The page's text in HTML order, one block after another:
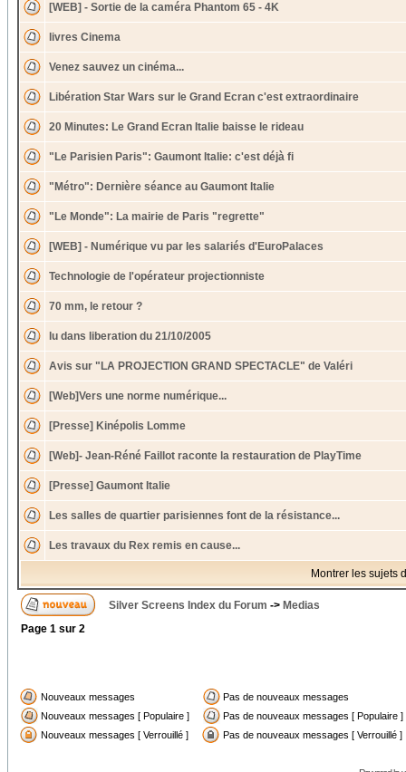
[WEB] - Sortie de la caméra Phantom 65 - 4K
livres Cinema
Venez sauvez un cinéma...
Libération Star Wars sur le Grand Ecran c'est extraordinaire
20 Minutes: Le Grand Ecran Italie baisse le rideau
"Le Parisien Paris": Gaumont Italie: c'est déjà fi
"Métro": Dernière séance au Gaumont Italie
"Le Monde": La mairie de Paris "regrette"
[WEB] - Numérique vu par les salariés d'EuroPalaces
Technologie de l'opérateur projectionniste
70 mm, le retour ?
lu dans liberation du 21/10/2005
Avis sur "LA PROJECTION GRAND SPECTACLE" de Valéri
[Web]Vers une norme numérique...
[Presse] Kinépolis Lomme
[Web]- Jean-Réné Faillot raconte la restauration de PlayTime
[Presse] Gaumont Italie
Les salles de quartier parisiennes font de la résistance...
Les travaux du Rex remis en cause...
Montrer les sujets
Silver Screens Index du Forum -> Medias
Page 1 sur 2
Nouveaux messages
Pas de nouveaux messages
Nouveaux messages [ Populaire ]
Pas de nouveaux messages [ Populaire ]
Nouveaux messages [ Verrouillé ]
Pas de nouveaux messages [ Verrouillé ]